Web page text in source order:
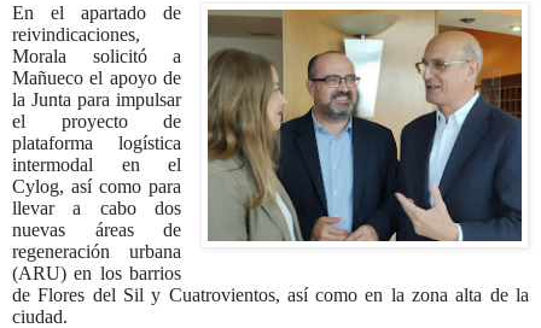
En el apartado de
reivindicaciones,
Morala solicitó a
Mañueco el apoyo de
la Junta para impulsar
el proyecto de
plataforma logística
intermodal en el
Cylog, así como para
llevar a cabo dos
nuevas áreas de
regeneración urbana
(ARU) en los barrios
de Flores del Sil y Cuatrovientos, así como en la zona alta de la
ciudad.